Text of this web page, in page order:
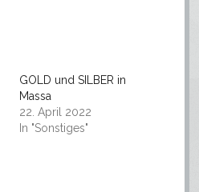
GOLD und SILBER in
Massa
22. April 2022
In "Sonstiges"